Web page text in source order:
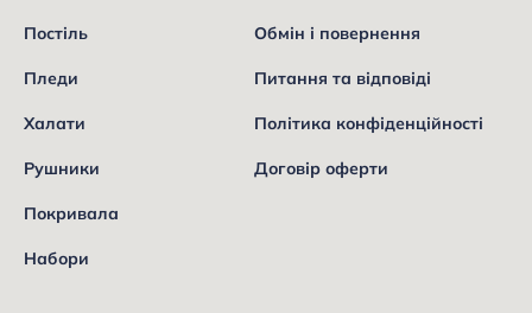
Постіль
Пледи
Халати
Рушники
Покривала
Набори
Обмін і повернення
Питання та відповіді
Політика конфіденційності
Договір оферти